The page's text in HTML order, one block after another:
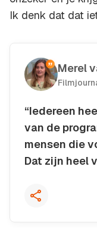
Ik denk dat dat
Merel
“Iedereen
van de
mensen die
Dat zijn heel
Kopieer